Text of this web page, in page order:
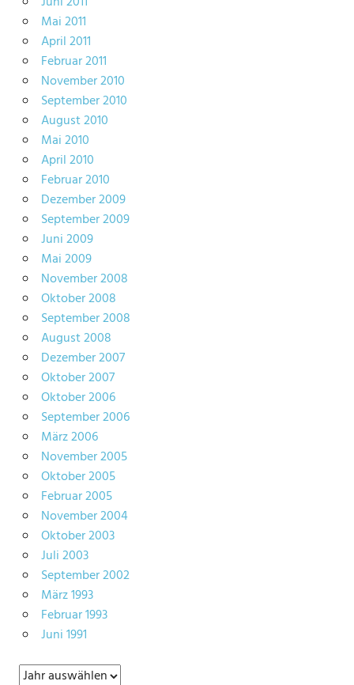
Mai 2011
April 2011
Februar 2011
November 2010
September 2010
August 2010
Mai 2010
April 2010
Februar 2010
Dezember 2009
September 2009
Juni 2009
Mai 2009
November 2008
Oktober 2008
September 2008
August 2008
Dezember 2007
Oktober 2007
Oktober 2006
September 2006
März 2006
November 2005
Oktober 2005
Februar 2005
November 2004
Oktober 2003
Juli 2003
September 2002
März 1993
Februar 1993
Juni 1991
Archiv